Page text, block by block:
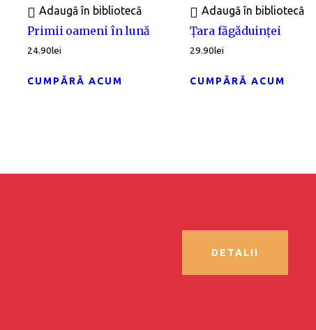
Adaugă în bibliotecă
Primii oameni în lună
24.90lei
CUMPĂRĂ ACUM
Adaugă în bibliotecă
Țara făgăduinței
29.90lei
CUMPĂRĂ ACUM
DETALII